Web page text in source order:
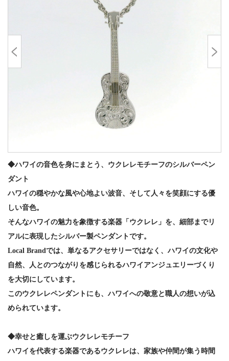
◆ハワイの音色を身にまとう、ウクレレモチーフのシルバーペン
ダント
ハワイの穏やかな風や心地よい波音、そして人々を笑顔にする優
しい音色。
そんなハワイの魅力を象徴する楽器「ウクレレ」を、細部までリ
アルに表現したシルバー製ペンダントです。
Local Brandでは、単なるアクセサリーではなく、ハワイの文化や
自然、人とのつながりを感じられるハワイアンジュエリーづくり
を大切にしています。
このウクレレペンダントにも、ハワイへの敬意と職人の想いが込
められています。
◆幸せと癒しを運ぶウクレレモチーフ
ハワイを代表する楽器であるウクレレは、家族や仲間が集う時間